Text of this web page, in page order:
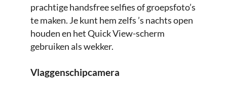
prachtige handsfree selfies of groepsfoto’s
te maken. Je kunt hem zelfs ’s nachts open
houden en het Quick View-scherm
gebruiken als wekker.
Vlaggenschipcamera